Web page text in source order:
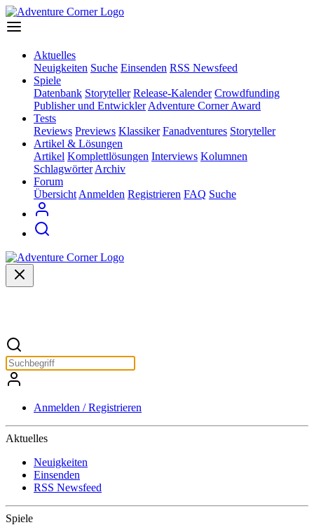
Aktuelles
Neuigkeiten Suche Einsenden RSS Newsfeed
Spiele
Datenbank Storyteller Release-Kalender Crowdfunding
Publisher und Entwickler Adventure Corner Award
Tests
Reviews Previews Klassiker Fanadventures Storyteller
Artikel & Lösungen
Artikel Komplettlösungen Interviews Kolumnen
Schlagwörter Archiv
Forum
Übersicht Anmelden Registrieren FAQ Suche
Anmelden / Registrieren
Aktuelles
Neuigkeiten
Einsenden
RSS Newsfeed
Spiele